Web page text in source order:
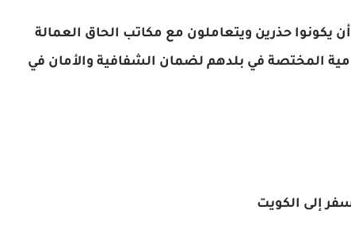
يكونوا حذرين ويتعاملون مع مكاتب الحاق العمالة
المختصة في بلدهم لضمان الشفافية والأمان في
إلى الكويت